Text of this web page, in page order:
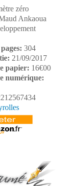
zéro
Ankaoua
304
21/09/2017
papier: 16€00
numérique: